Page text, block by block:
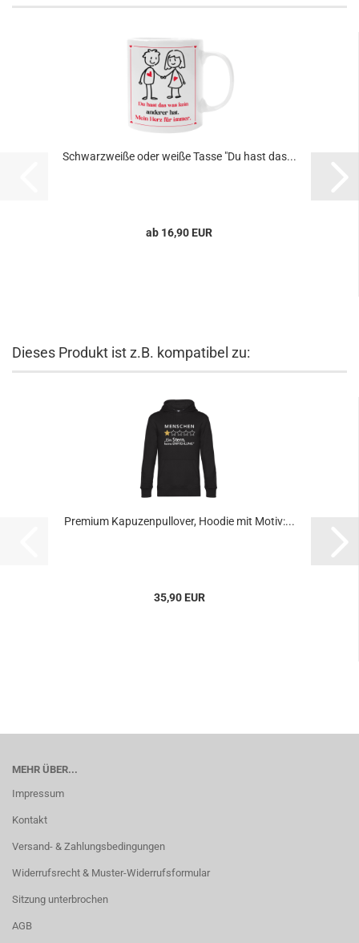
Schwarzweiße oder weiße Tasse "Du hast das...
ab 16,90 EUR
Dieses Produkt ist z.B. kompatibel zu:
Premium Kapuzenpullover, Hoodie mit Motiv:...
35,90 EUR
MEHR ÜBER...
Impressum
Kontakt
Versand- & Zahlungsbedingungen
Widerrufsrecht & Muster-Widerrufsformular
Sitzung unterbrochen
AGB